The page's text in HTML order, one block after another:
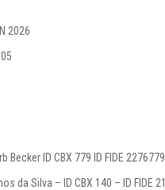
2026
ID CBX 779 ID FIDE
da Silva – ID CBX 140 – ID FIDE